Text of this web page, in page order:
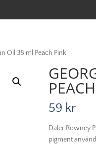
Oil 38 ml Peach Pink
59 kr
Daler Rowney
pigment